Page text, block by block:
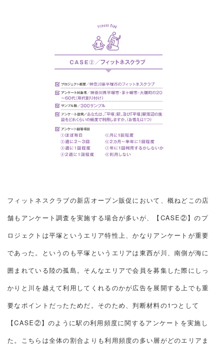
フィットネスクラブの新店オープン販促において、概ねどこの店
舗もアンケート調査を実施する場合が多いが、【CASE②】のプ
ロジェクトは平塚というエリア特性上、かなりアンケートが重要
であった。というのも平塚というエリアは東西が川、南側が海に
囲まれている陸の孤島。そんなエリアで会員を募集した際にしっ
かりと川を越えて利用してくれるのかが広告を展開する上でも重
要なポイントだったためだ。そのため、判断材料の1つとして
【CASE②】のように駅の利用頻度に関するアンケートを実施し
た。こちらは全体の割合よりも利用頻度の多い層がどのエリアま